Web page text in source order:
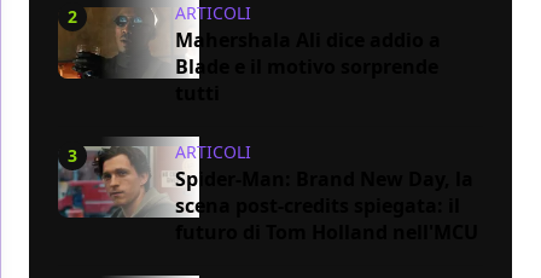
2 ARTICOLI
Mahershala Ali dice addio a
Blade e il motivo sorprende
3 ARTICOLI
Spider-Man: Brand New Day, la
scena post-credits spiegata: il